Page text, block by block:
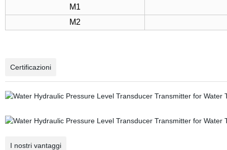
M1
M2
Certificazioni
I nostri vantaggi